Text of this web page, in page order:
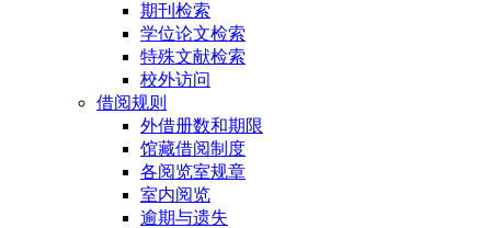
期刊检索
学位论文检索
特殊文献检索
校外访问
借阅规则
外借册数和期限
馆藏借阅制度
各阅览室规章
室内阅览
逾期与遗失